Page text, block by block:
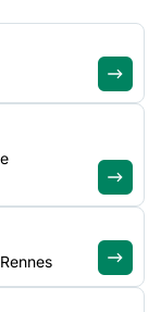
en
et aux
de
en situation de
accompagnent